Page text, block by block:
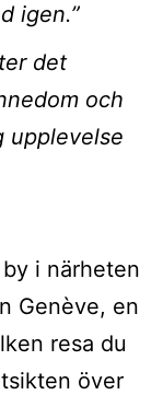
igen.”
det
och
upplevelse
i närheten
Genève, en
resa du
över